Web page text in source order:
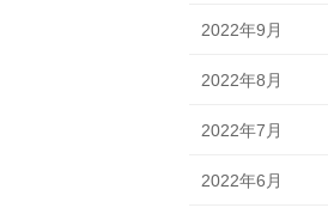
2022年9月
2022年8月
2022年7月
2022年6月